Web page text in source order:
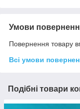
Умови
Повернення товару
Всі умови
Подібні товари